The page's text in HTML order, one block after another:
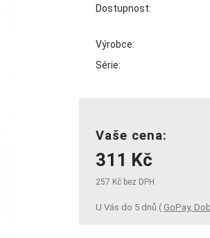
Dostupnost:
Výrobce:
Série:
Vaše cena:
311 Kč
257 Kč bez DPH
U Vás do 5 dnů ( GoPay,